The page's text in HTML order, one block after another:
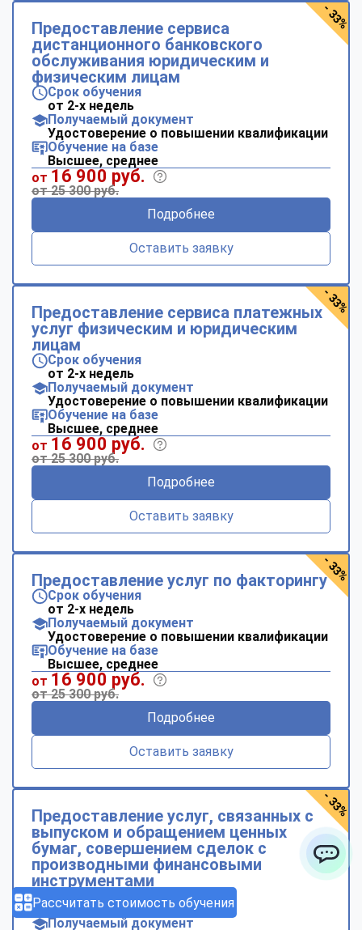
Рассчитать стоимость обучения
Предоставление сервиса
дистанционного банковского
обслуживания юридическим и
физическим лицам
Срок обучения
от 2-х недель
Получаемый документ
Удостоверение о повышении квалификации
Обучение на базе
Высшее, среднее
от 16 900 руб.
от 25 300 руб.
Подробнее
Оставить заявку
- 33%
Предоставление сервиса платежных
услуг физическим и юридическим
лицам
Срок обучения
от 2-х недель
Получаемый документ
Удостоверение о повышении квалификации
Обучение на базе
Высшее, среднее
от 16 900 руб.
от 25 300 руб.
Подробнее
Оставить заявку
- 33%
Предоставление услуг по факторингу
Срок обучения
от 2-х недель
Получаемый документ
Удостоверение о повышении квалификации
Обучение на базе
Высшее, среднее
от 16 900 руб.
от 25 300 руб.
Подробнее
Оставить заявку
- 33%
Предоставление услуг, связанных с
выпуском и обращением ценных
бумаг, совершением сделок с
производными финансовыми
инструментами
от 2-х недель
Получаемый документ
- 33%
ChatApp
Мессенджеры
Свяжитесь с нами через любой удобный мессенджер!
Telegram WhatsApp
Vkontakte
Max